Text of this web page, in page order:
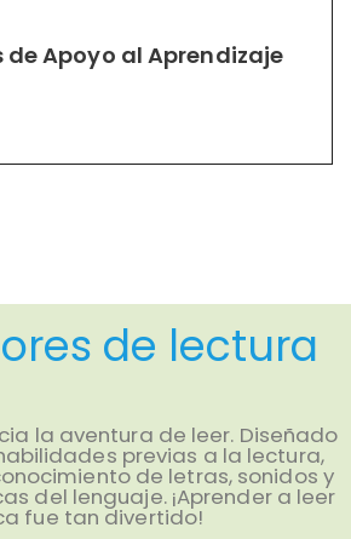
de Apoyo al Aprendizaje
de lectura
la aventura de leer. Diseñado
previas a la lectura,
de letras, sonidos y
del lenguaje. ¡Aprender a leer
fue tan divertido!